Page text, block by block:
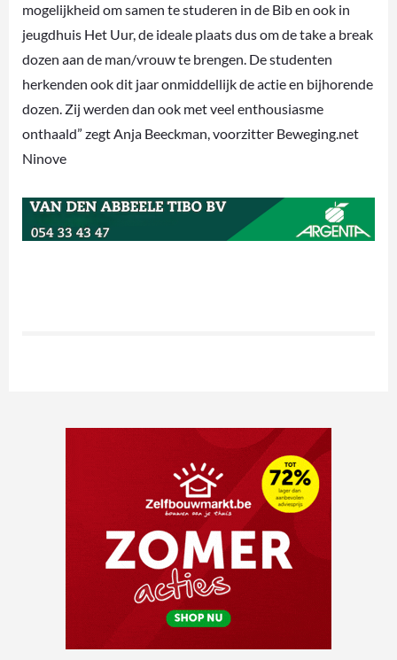
mogelijkheid om samen te studeren in de Bib en ook in
jeugdhuis Het Uur, de ideale plaats dus om de take a break
dozen aan de man/vrouw te brengen. De studenten
herkenden ook dit jaar onmiddellijk de actie en bijhorende
dozen. Zij werden dan ook met veel enthousiasme
onthaald” zegt Anja Beeckman, voorzitter Beweging.net
Ninove